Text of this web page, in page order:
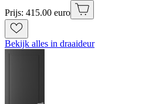
Prijs: 415.00 euro
Bekijk alles in draaideur